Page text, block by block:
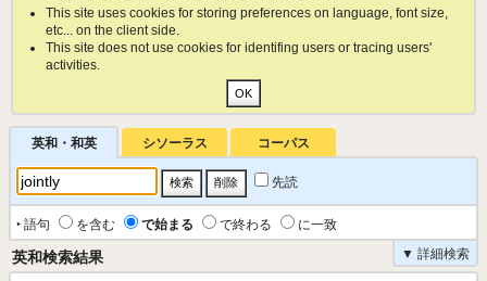
This site uses cookies for storing preferences on language, font size,
etc... on the client side.
This site does not use cookies for identifing users or tracing users'
activities.
英和・和英 シソーラス コーパス
先読
‣ 語句 を含む で始まる で終わる
に一致
▼ 詳細検索
英和検索結果